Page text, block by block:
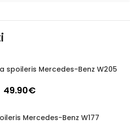
spoileris Mercedes-Benz W205
49.90€
Mercedes-Benz W177